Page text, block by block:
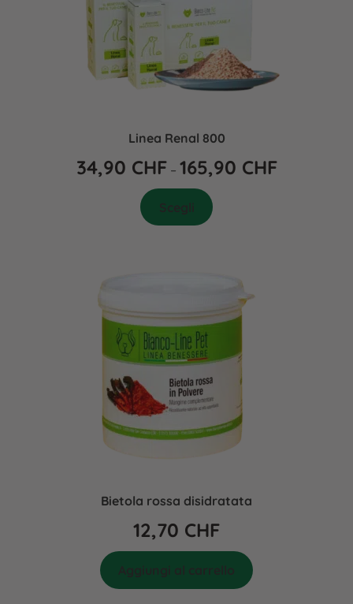
Linea Renal 800
34,90 CHF – 165,90 CHF
Bietola rossa disidratata
12,70 CHF